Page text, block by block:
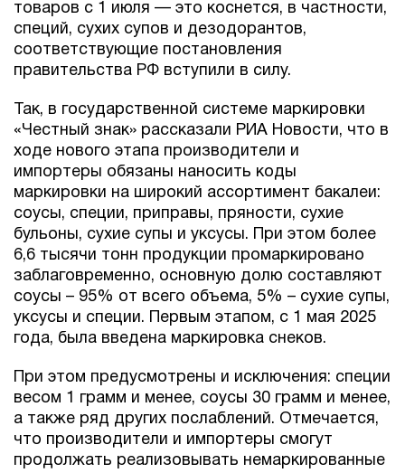
товаров с 1 июля — это коснется, в частности,
специй, сухих супов и дезодорантов,
соответствующие постановления
правительства РФ вступили в силу.
Так, в государственной системе маркировки
«Честный знак» рассказали РИА Новости, что в
ходе нового этапа производители и
импортеры обязаны наносить коды
маркировки на широкий ассортимент бакалеи:
соусы, специи, приправы, пряности, сухие
бульоны, сухие супы и уксусы. При этом более
6,6 тысячи тонн продукции промаркировано
заблаговременно, основную долю составляют
соусы – 95% от всего объема, 5% – сухие супы,
уксусы и специи. Первым этапом, с 1 мая 2025
года, была введена маркировка снеков.
При этом предусмотрены и исключения: специи
весом 1 грамм и менее, соусы 30 грамм и менее,
а также ряд других послаблений. Отмечается,
что производители и импортеры смогут
продолжать реализовывать немаркированные